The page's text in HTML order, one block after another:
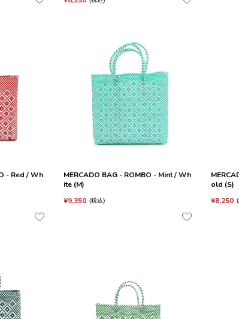
- Red / Wh
MERCADO BAG - ROMBO - Mint / Wh
ite (M)
¥9,350 税込
old (S)
¥8,250